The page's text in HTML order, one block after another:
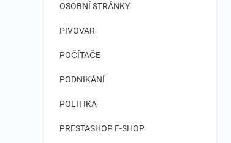
OSOBNÍ STRÁNKY
PIVOVAR
POČÍTAČE
PODNIKÁNÍ
POLITIKA
PRESTASHOP E-SHOP